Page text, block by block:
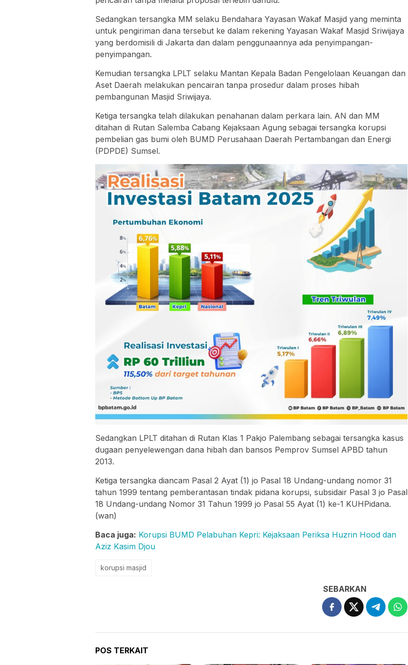
Sedangkan tersangka MM selaku Bendahara Yayasan Wakaf Masjid yang meminta
untuk pengiriman dana tersebut ke dalam rekening Yayasan Wakaf Masjid Sriwijaya
yang berdomisili di Jakarta dan dalam penggunaannya ada penyimpangan-
penyimpangan.
Kemudian tersangka LPLT selaku Mantan Kepala Badan Pengelolaan Keuangan dan
Aset Daerah melakukan pencairan tanpa prosedur dalam proses hibah
pembangunan Masjid Sriwijaya.
Ketiga tersangka telah dilakukan penahanan dalam perkara lain. AN dan MM
ditahan di Rutan Salemba Cabang Kejaksaan Agung sebagai tersangka korupsi
pembelian gas bumi oleh BUMD Perusahaan Daerah Pertambangan dan Energi
(PDPDE) Sumsel.
Sedangkan LPLT ditahan di Rutan Klas 1 Pakjo Palembang sebagai tersangka kasus
dugaan penyelewengan dana hibah dan bansos Pemprov Sumsel APBD tahun
2013.
Ketiga tersangka diancam Pasal 2 Ayat (1) jo Pasal 18 Undang-undang nomor 31
tahun 1999 tentang pemberantasan tindak pidana korupsi, subsidair Pasal 3 jo Pasal
18 Undang-undang Nomor 31 Tahun 1999 jo Pasal 55 Ayat (1) ke-1 KUHPidana.
(wan)
Baca juga: Korupsi BUMD Pelabuhan Kepri: Kejaksaan Periksa Huzrin Hood dan
Aziz Kasim Djou
korupsi masjid
SEBARKAN
POS TERKAIT